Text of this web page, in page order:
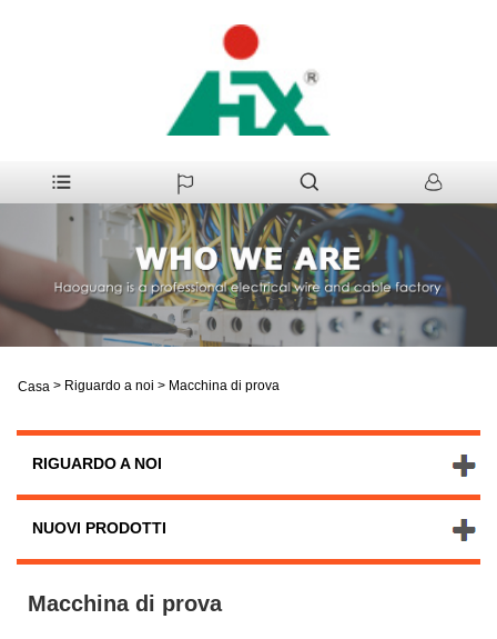
Casa > Riguardo a noi > Macchina di prova
RIGUARDO A NOI
NUOVI PRODOTTI
Macchina di prova